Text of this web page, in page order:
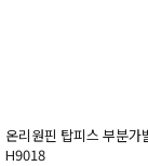
온리원핀 탑피스 부분가
H9018